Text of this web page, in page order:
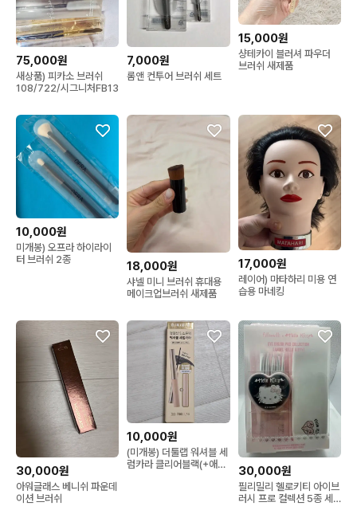
75,000원
새상품) 피카소 브러쉬
108/722/시그니처FB13
7,000원
롬앤 컨투어 브러쉬 세트
15,000원
샹테카이 블러셔 파우더
브러쉬 새제품
10,000원
미개봉) 오프라 하이라이
터 브러쉬 2종
18,000원
샤넬 미니 브러쉬 휴대용
메이크업브러쉬 새제품
17,000원
레이어) 마타하리 미용 연
습용 마네킹
30,000원
아워글래스 베니쉬 파운데
이션 브러쉬
10,000원
(미개봉) 더툴랩 워셔블 세
럼카라 클리어블랙(+애쉬
30,000원
필리밀리 헬로키티 아이브
러시 프로 컬렉션 5종 세